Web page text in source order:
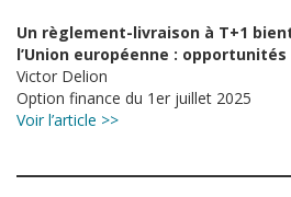
Un règlement-livraison à T+1
l’Union européenne :
Victor Delion
Option finance du 1er juillet 2025
Voir l’article >>